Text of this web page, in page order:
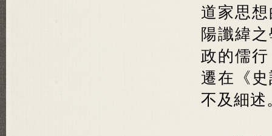
道家思
陽讖緯
政的儒
遷在《
不及細述